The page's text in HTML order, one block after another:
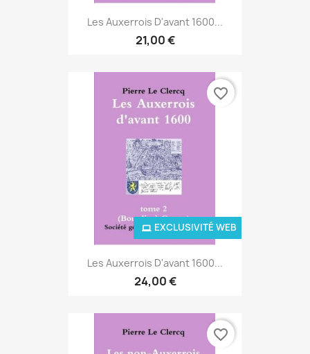
Les Auxerrois D'avant 1600...
21,00 €
Les Auxerrois D'avant 1600...
24,00 €
EXCLUSIVITÉ WEB
favorite_border
favorite_border